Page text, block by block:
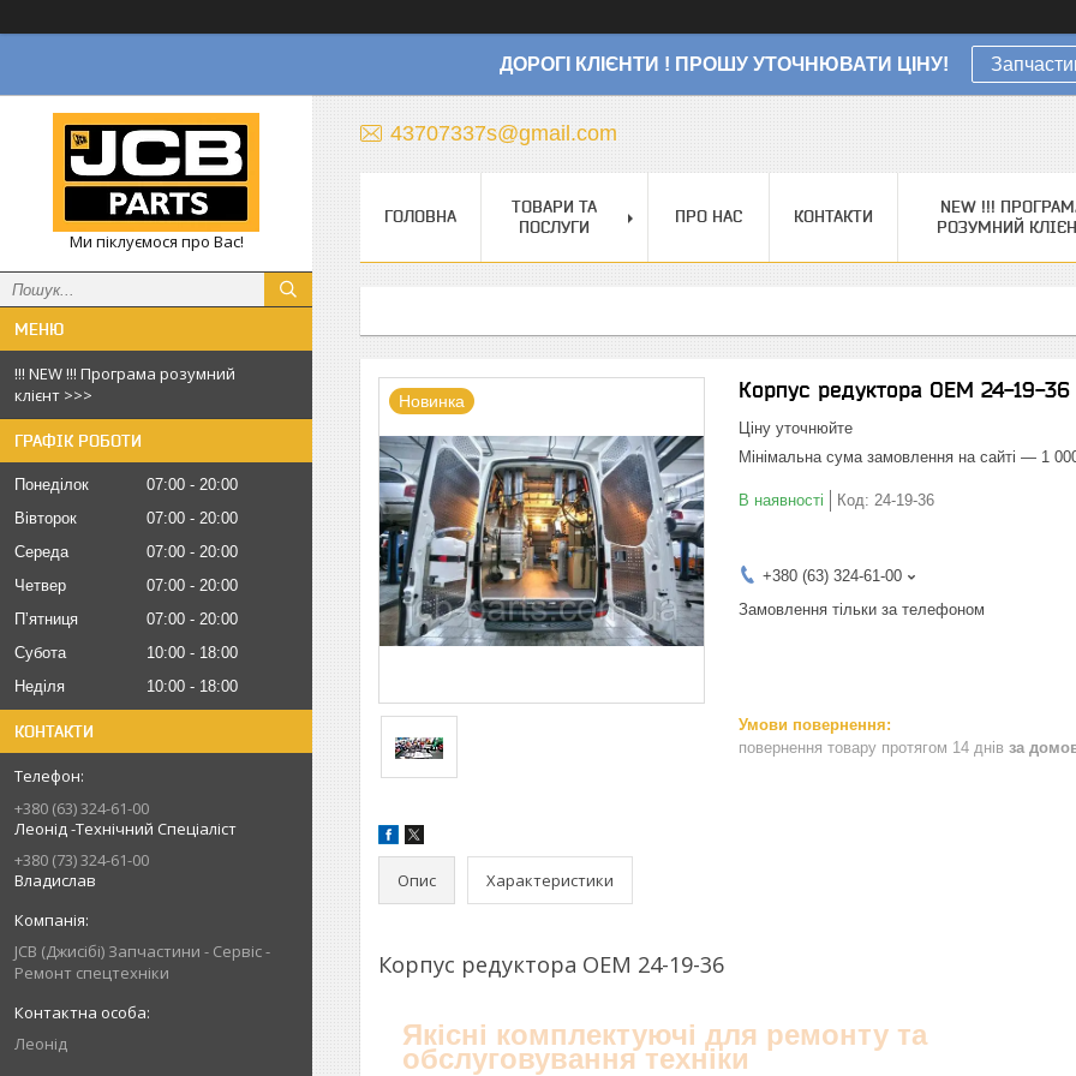
ДОРОГІ КЛІЄНТИ ! ПРОШУ УТОЧНЮВАТИ ЦІНУ!
Ми піклуємося про Вас!
!!! NEW !!! Програма розумний
клієнт >>>
ГРАФІК РОБОТИ
Понеділок 07:00
20:00
Вівторок
07:00
20:00
Середа
07:00
20:00
Четвер
07:00
20:00
Пʼятниця
07:00
20:00
Субота
10:00
18:00
Неділя
10:00 18:00
КОНТАКТИ
+380 (63) 324-61-00
Леонід -Технічний Спеціаліст
+380 (73) 324-61-00
Владислав
JCB (Джисібі) Запчастини - Сервіс -
Ремонт спецтехніки
Леонід
43707337s@gmail.com
ГОЛОВНА
ТОВАРИ ТА
ПОСЛУГИ
ПРО НАС КОНТАКТИ
NEW !!!
РОЗУМНИЙ
Новинка Корпус редуктора OEM 24-19-36
Ціну уточнюйте
Мінімальна сума замовлення на сайті — 1
В наявності Код: 24-19-36
+380 (63) 324-61-00
Замовлення тільки за телефоном
повернення товару протягом 14 днів за
Опис Характеристики
Корпус редуктора OEM 24-19-36
Якісні комплектуючі для ремонту та
обслуговування техніки